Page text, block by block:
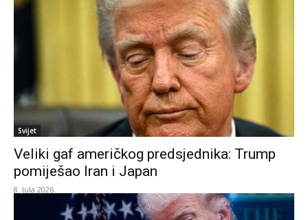
Svijet
Veliki gaf američkog predsjednika: Trump
pomiješao Iran i Japan
8. Jula 2026.